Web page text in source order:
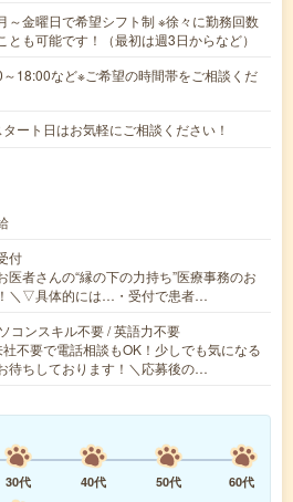
～金曜日で希望シフト制 ※徐々に勤務回数
とも可能です！（最初は週3日からなど）
18:00など※ご希望の時間帯をご相談くだ
ート日はお気軽にご相談ください！
付
医者さんの“縁の下の力持ち”医療事務のお
＼▽具体的には…・受付で患者…
コンスキル不要 / 英語力不要
不要で電話相談もOK！少しでも気になる
待ちしております！＼応募後の…
30代 40代 50代 60代